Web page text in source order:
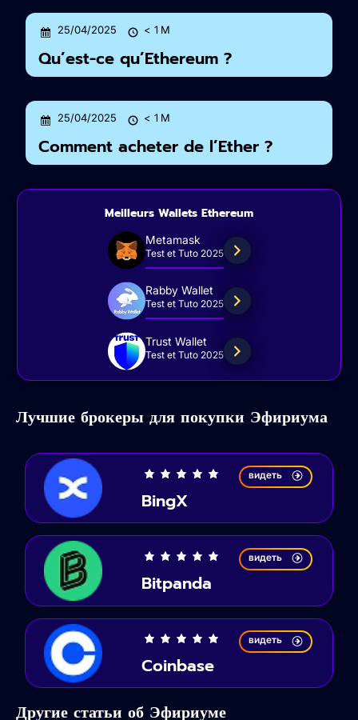
25/04/2025 < 1 M
Qu’est-ce qu’Ethereum ?
25/04/2025 < 1 M
Comment acheter de l’Ether ?
Meilleurs Wallets Ethereum
Metamask
Test et Tuto 2025
Rabby Wallet
Test et Tuto 2025
Trust Wallet
Test et Tuto 2025
Лучшие брокеры для покупки Эфириума
BingX
видеть
Bitpanda
видеть
Coinbase
видеть
Другие статьи об Эфириуме